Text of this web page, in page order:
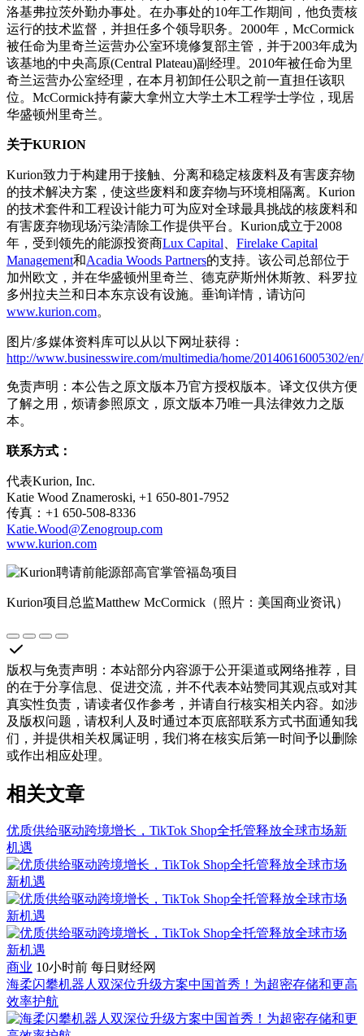
洛基弗拉茨外勤办事处。在办事处的10年工作期间，他负责核
运行的技术监督，并担任多个领导职务。2000年，McCormick
被任命为里奇兰运营办公室环境修复部主管，并于2003年成为
该基地的中央高原(Central Plateau)副经理。2010年被任命为里
奇兰运营办公室经理，在本月初卸任公职之前一直担任该职
位。McCormick持有蒙大拿州立大学土木工程学士学位，现居
华盛顿州里奇兰。
关于KURION
Kurion致力于构建用于接触、分离和稳定核废料及有害废弃物
的技术解决方案，使这些废料和废弃物与环境相隔离。Kurion
的技术套件和工程设计能力可为应对全球最具挑战的核废料和
有害废弃物现场污染清除工作提供平台。Kurion成立于2008
年，受到领先的能源投资商Lux Capital
Firelake Capital
Management和Acadia Woods Partners的支持。该公司总部位于
加州欧文，并在华盛顿州里奇兰、德克萨斯州休斯敦、科罗拉
多州拉夫兰和日本东京设有设施。垂询详情，请访问
www.kurion.com。
图片/多媒体资料库可以从以下网址获得：
http://www.businesswire.com/multimedia/home/20140616005302/en/
免责声明：本公告之原文版本乃官方授权版本。译文仅供方便
了解之用，烦请参照原文，原文版本乃唯一具法律效力之版
本。
联系方式：
代表Kurion, Inc.
Katie Wood Znameroski, +1 650-801-7952
传真：+1 650-508-8336
Katie.Wood@Zenogroup.com
www.kurion.com
Kurion项目总监Matthew McCormick（照片：美国商业资讯）
版权与免责声明 ： 本站部分内容源于公开渠道或网络推荐，目
的在于分享信息、促进交流，并不代表本站赞同其观点或对其
真实性负责，请读者仅作参考，并请自行核实相关内容。如涉
及版权问题，请权利人及时通过本页底部联系方式书面通知我
们，并提供相关权属证明，我们将在核实后第一时间予以删除
或作出相应处理。
相关文章
优质供给驱动跨境增长，TikTok Shop全托管释放全球市场新
机遇
商业 10小时前 每日财经网
海柔闪攀机器人双深位升级方案中国首秀！为超密存储和更高
效率护航